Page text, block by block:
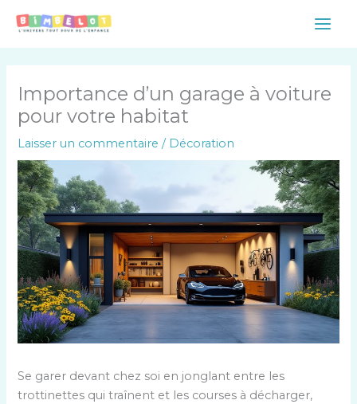
Main
Importance d’un garage à voiture
pour votre habitat
Laisser un commentaire / Décoration
Se garer devant chez soi en jonglant entre les
trottinettes qui traînent et les courses à décharger,